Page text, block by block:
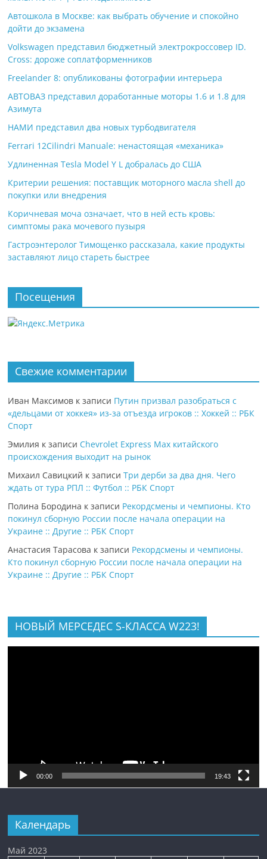
Автошкола в Москве: как выбрать обучение и спокойно
дойти до экзамена
Volkswagen представил бюджетный электрокроссовер ID.
Cross: дороже соплатформенников
Freelander 8: опубликованы фотографии интерьера
АВТОВАЗ представил доработанные моторы 1.6 и 1.8 для
Азимута
НАМИ представил два новых турбодвигателя
Ferrari 12Cilindri Manuale: ненастоящая «механика»
Удлиненная Tesla Model Y L добралась до США
Критерии решения: поставщик моторного масла shell до
покупки или внедрения
Коричневая моча означает, что в ней есть кровь:
симптомы рака мочевого пузыря
Гастроэнтеролог Тимощенко рассказала, какие продукты
заставляют лицо стареть быстрее
Посещения
Свежие комментарии
Иван Максимов к записи Путин призвал разобраться с
«дельцами от хоккея» из-за отъезда игроков :: Хоккей :: РБК
Спорт
Эмилия к записи Chevrolet Express Max китайского
происхождения выходит на рынок
Михаил Савицкий к записиТри дерби за два дня. Чего
ждать от тура РПЛ :: Футбол :: РБК Спорт
Полина Бородина к записи Рекордсмены и чемпионы. Кто
покинул сборную России после начала операции на
Украине :: Другие :: РБК Спорт
Анастасия Тарасова к записи Рекордсмены и чемпионы.
Кто покинул сборную России после начала операции на
Украине :: Другие :: РБК Спорт
НОВЫЙ МЕРСЕДЕС S-КЛАССА W223!
00:00 19:43
Календарь
Май 2023